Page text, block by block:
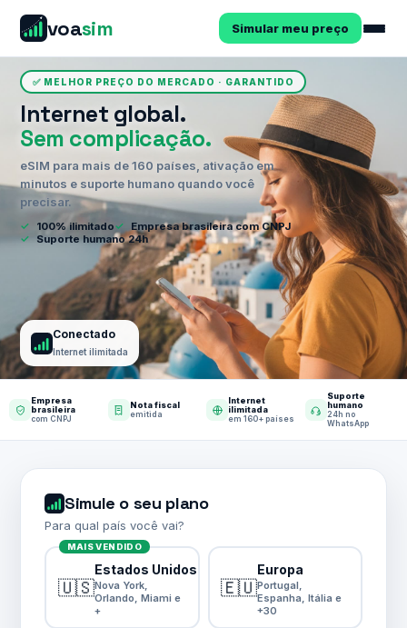
voasim Simular meu preço
✅ MELHOR PREÇO DO MERCADO · GARANTIDO
Internet global.
Sem complicação.
eSIM para mais de 160 países, ativação em
minutos e suporte humano quando você
precisar.
✓ 100% ilimitado✓
Empresa brasileira com CNPJ
✓
Suporte humano 24h
Conectado
Internet ilimitada
Empresa
brasileira
com CNPJ
Nota fiscal
emitida
Internet
ilimitada
em 160+ países
Suporte
humano
24h no
WhatsApp
Simule o seu plano
Para qual país você vai?
MAIS VENDIDO
🇺🇸
Estados Unidos
Nova York,
Orlando, Miami e
+
🇪🇺
Europa
Portugal,
Espanha, Itália e
+30